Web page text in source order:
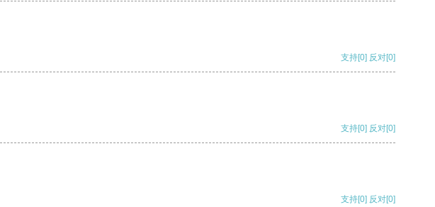
支持[0] 反对[0]
支持[0] 反对[0]
支持[0] 反对[0]